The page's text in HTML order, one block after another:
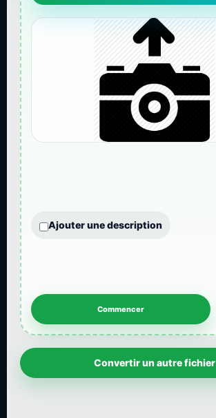
Ajouter une description
Convertir un autre fichier